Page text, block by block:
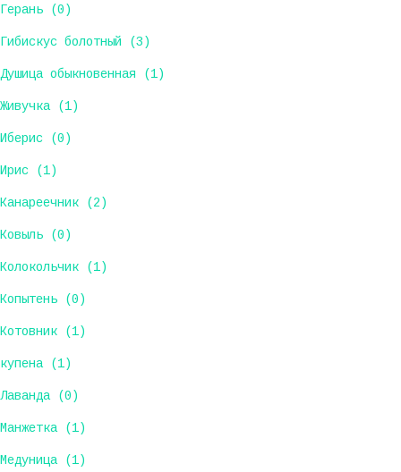
Герань (0)
Гибискус болотный (3)
Душица обыкновенная (1)
Живучка (1)
Иберис (0)
Ирис (1)
Канареечник (2)
Ковыль (0)
Колокольчик (1)
Копытень (0)
Котовник (1)
купена (1)
Лаванда (0)
Манжетка (1)
Медуница (1)